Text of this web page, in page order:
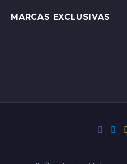
MARCAS EXCLUSIVAS